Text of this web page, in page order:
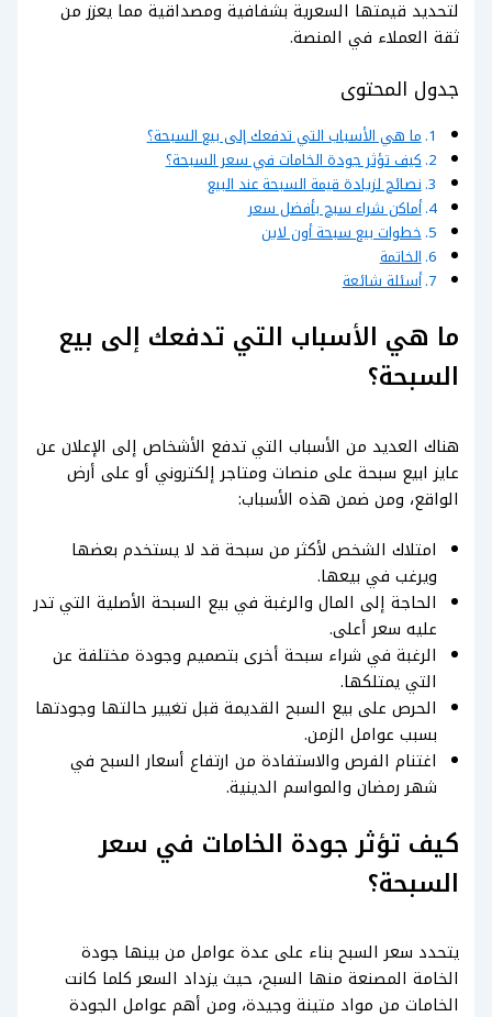
لتحديد قيمتها السعرية بشفافية ومصداقية مما يعزز من
ثقة العملاء في المنصة.
جدول المحتوى
ما هي الأسباب التي تدفعك إلى بيع السبحة؟
كيف تؤثر جودة الخامات في سعر السبحة؟
نصائح لزيادة قيمة السبحة عند البيع
أماكن شراء سبح بأفضل سعر
خطوات بيع سبحة أون لاين
الخاتمة
أسئلة شائعة
ما هي الأسباب التي تدفعك إلى بيع
السبحة؟
هناك العديد من الأسباب التي تدفع الأشخاص إلى الإعلان عن
عايز ابيع سبحة على منصات ومتاجر إلكتروني أو على أرض
الواقع، ومن ضمن هذه الأسباب:
امتلاك الشخص لأكثر من سبحة قد لا يستخدم بعضها
ويرغب في بيعها.
الحاجة إلى المال والرغبة في بيع السبحة الأصلية التي تدر
عليه سعر أعلى.
الرغبة في شراء سبحة أخرى بتصميم وجودة مختلفة عن
التي يمتلكها.
الحرص على بيع السبح القديمة قبل تغيير حالتها وجودتها
بسبب عوامل الزمن.
اغتنام الفرص والاستفادة من ارتفاع أسعار السبح في
شهر رمضان والمواسم الدينية.
كيف تؤثر جودة الخامات في سعر
السبحة؟
يتحدد سعر السبح بناء على عدة عوامل من بينها جودة
الخامة المصنعة منها السبح، حيث يزداد السعر كلما كانت
الخامات من مواد متينة وجيدة، ومن أهم عوامل الجودة